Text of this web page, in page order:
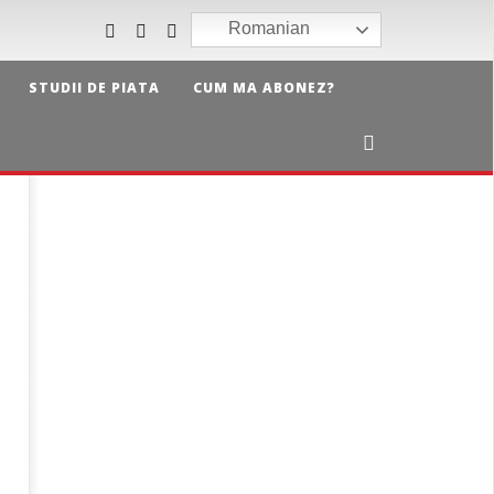
Romanian
STUDII DE PIATA CUM MA ABONEZ?